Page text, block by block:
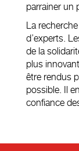
parrainer un
La
d’experts.
de la
plus
être rendus
possible. Il
confiance